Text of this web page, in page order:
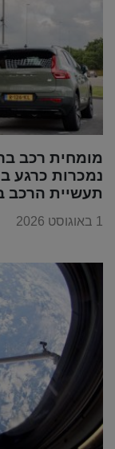
נמכרות כרגע
תעשיית הרכב
1 באוגוסט 2026